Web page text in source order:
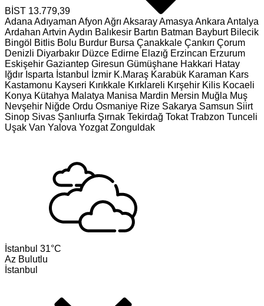
BİST 13.779,39
Adana Adıyaman Afyon Ağrı AksarayAmasya Ankara Antalya
Ardahan Artvin Aydın Balıkesir Bartın Batman Bayburt Bilecik
Bingöl Bitlis Bolu Burdur Bursa Çanakkale Çankırı Çorum
Denizli Diyarbakır Düzce Edirne Elazığ Erzincan Erzurum
Eskişehir Gaziantep Giresun Gümüşhane Hakkari Hatay
Iğdır Isparta İstanbul İzmir K.Maraş Karabük Karaman Kars
Kastamonu Kayseri Kırıkkale Kırklareli Kırşehir Kilis Kocaeli
Konya Kütahya Malatya Manisa Mardin Mersin Muğla Muş
Nevşehir Niğde Ordu Osmaniye Rize Sakarya Samsun Siirt
Sinop Sivas Şanlıurfa Şırnak Tekirdağ Tokat Trabzon Tunceli
Uşak Van Yalova Yozgat Zonguldak
İstanbul 31°C
Az Bulutlu
İstanbul